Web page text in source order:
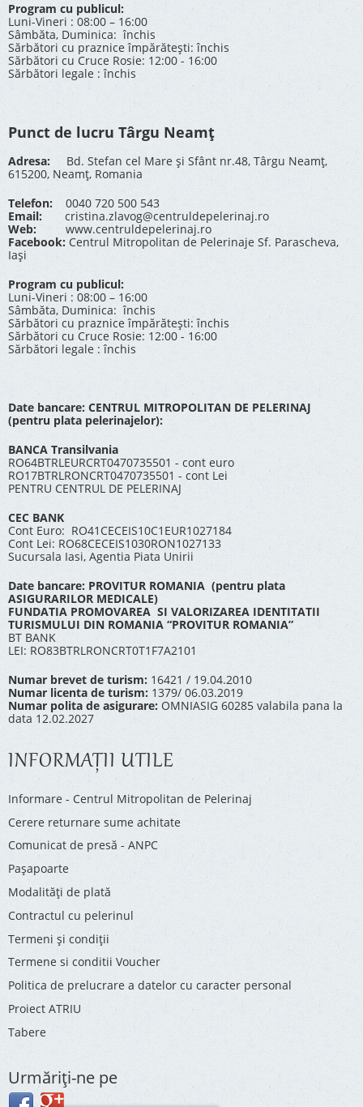
Program cu publicul:
Luni-Vineri : 08:00 – 16:00
Sâmbăta, Duminica: închis
Sărbători cu praznice împărătești: închis
Sărbători cu Cruce Rosie: 12:00 - 16:00
Sărbători legale : închis
Punct de lucru Târgu Neamț
Adresa: Bd. Stefan cel Mare și Sfânt nr.48, Târgu Neamț,
615200, Neamț, Romania
Telefon: 0040 720 500 543
Email:
cristina.zlavog@centruldepelerinaj.ro
Web:
www.centruldepelerinaj.ro
Facebook: Centrul Mitropolitan de Pelerinaje Sf. Parascheva,
Iași
Program cu publicul:
Luni-Vineri : 08:00 – 16:00
Sâmbăta, Duminica: închis
Sărbători cu praznice împărătești: închis
Sărbători cu Cruce Rosie: 12:00 - 16:00
Sărbători legale : închis
Date bancare: CENTRUL MITROPOLITAN DE PELERINAJ
(pentru plata pelerinajelor):
BANCA Transilvania
RO64BTRLEURCRT0470735501 - cont euro
RO17BTRLRONCRT0470735501 - cont Lei
PENTRU CENTRUL DE PELERINAJ
CEC BANK
Cont Euro: RO41CECEIS10C1EUR1027184
Cont Lei: RO68CECEIS1030RON1027133
Sucursala Iasi, Agentia Piata Unirii
Date bancare: PROVITUR ROMANIA (pentru plata
ASIGURARILOR MEDICALE)
FUNDATIA PROMOVAREA SI VALORIZAREA IDENTITATII
TURISMULUI DIN ROMANIA “PROVITUR ROMANIA”
BT BANK
LEI: RO83BTRLRONCRT0T1F7A2101
Numar brevet de turism: 16421 / 19.04.2010
Numar licenta de turism: 1379/ 06.03.2019
Numar polita de asigurare: OMNIASIG 60285 valabila pana la
data 12.02.2027
INFORMAŢII UTILE
Informare - Centrul Mitropolitan de Pelerinaj
Cerere returnare sume achitate
Comunicat de presă - ANPC
Pașapoarte
Modalități de plată
Contractul cu pelerinul
Termeni și condiții
Termene si conditii Voucher
Politica de prelucrare a datelor cu caracter personal
Proiect ATRIU
Tabere
Urmăriţi-ne pe